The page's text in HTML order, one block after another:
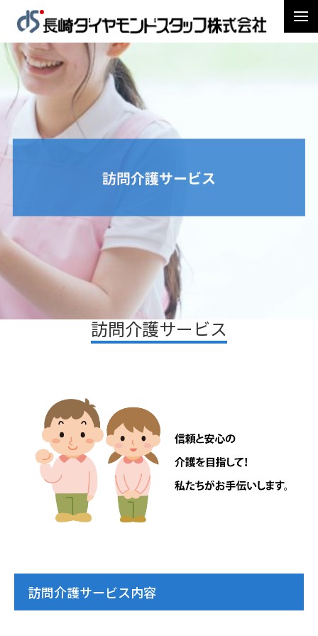
訪問介護サービス
トップページ 介護サービス部 訪問介護サービス
訪問介護サービス
訪問介護サービス内容